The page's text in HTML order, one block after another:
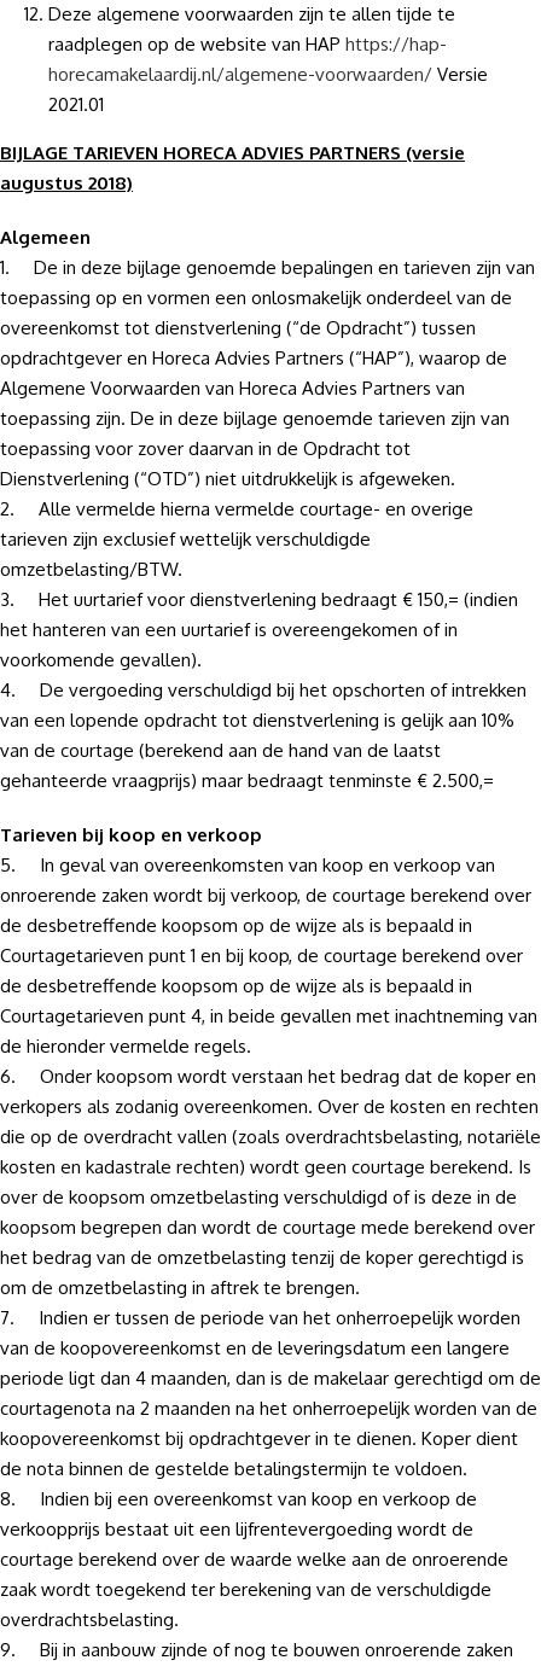
Deze algemene voorwaarden zijn te allen tijde te
raadplegen op de website van HAP https://hap-
horecamakelaardij.nl/algemene-voorwaarden/ Versie
2021.01
BIJLAGE TARIEVEN HORECA ADVIES PARTNERS (versie
augustus 2018)
Algemeen
1. De in deze bijlage genoemde bepalingen en tarieven zijn van
toepassing op en vormen een onlosmakelijk onderdeel van de
overeenkomst tot dienstverlening (“de Opdracht”) tussen
opdrachtgever en Horeca Advies Partners (“HAP”), waarop de
Algemene Voorwaarden van Horeca Advies Partners van
toepassing zijn. De in deze bijlage genoemde tarieven zijn van
toepassing voor zover daarvan in de Opdracht tot
Dienstverlening (“OTD”) niet uitdrukkelijk is afgeweken.
2. Alle vermelde hierna vermelde courtage- en overige
tarieven zijn exclusief wettelijk verschuldigde
omzetbelasting/BTW.
3. Het uurtarief voor dienstverlening bedraagt € 150,= (indien
het hanteren van een uurtarief is overeengekomen of in
voorkomende gevallen).
4. De vergoeding verschuldigd bij het opschorten of intrekken
van een lopende opdracht tot dienstverlening is gelijk aan 10%
van de courtage (berekend aan de hand van de laatst
gehanteerde vraagprijs) maar bedraagt tenminste € 2.500,=
Tarieven bij koop en verkoop
5. In geval van overeenkomsten van koop en verkoop van
onroerende zaken wordt bij verkoop, de courtage berekend over
de desbetreffende koopsom op de wijze als is bepaald in
Courtagetarieven punt 1 en bij koop, de courtage berekend over
de desbetreffende koopsom op de wijze als is bepaald in
Courtagetarieven punt 4, in beide gevallen met inachtneming van
de hieronder vermelde regels.
6. Onder koopsom wordt verstaan het bedrag dat de koper en
verkopers als zodanig overeenkomen. Over de kosten en rechten
die op de overdracht vallen (zoals overdrachtsbelasting, notariële
kosten en kadastrale rechten) wordt geen courtage berekend. Is
over de koopsom omzetbelasting verschuldigd of is deze in de
koopsom begrepen dan wordt de courtage mede berekend over
het bedrag van de omzetbelasting tenzij de koper gerechtigd is
om de omzetbelasting in aftrek te brengen.
7. Indien er tussen de periode van het onherroepelijk worden
van de koopovereenkomst en de leveringsdatum een langere
periode ligt dan 4 maanden, dan is de makelaar gerechtigd om de
courtagenota na 2 maanden na het onherroepelijk worden van de
koopovereenkomst bij opdrachtgever in te dienen. Koper dient
de nota binnen de gestelde betalingstermijn te voldoen.
8. Indien bij een overeenkomst van koop en verkoop de
verkoopprijs bestaat uit een lijfrentevergoeding wordt de
courtage berekend over de waarde welke aan de onroerende
zaak wordt toegekend ter berekening van de verschuldigde
overdrachts­belasting.
9. Bij in aanbouw zijnde of nog te bouwen onroerende zaken